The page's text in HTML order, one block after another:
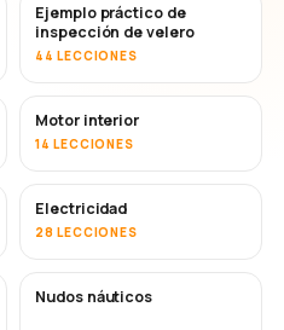
Ejemplo práctico de
inspección de velero
44 LECCIONES
Motor interior
14 LECCIONES
Electricidad
28 LECCIONES
Nudos náuticos